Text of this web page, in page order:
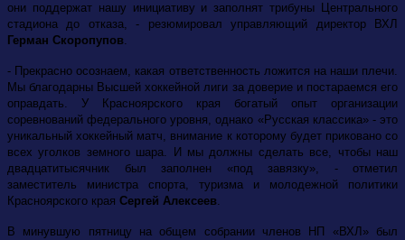
они поддержат нашу инициативу и заполнят трибуны Центрального
стадиона до отказа, - резюмировал управляющий директор ВХЛ
Герман Скоропупов.
- Прекрасно осознаем, какая ответственность ложится на наши плечи.
Мы благодарны Высшей хоккейной лиги за доверие и постараемся его
оправдать. У Красноярского края богатый опыт организации
соревнований федерального уровня, однако «Русская классика» - это
уникальный хоккейный матч, внимание к которому будет приковано со
всех уголков земного шара. И мы должны сделать все, чтобы наш
двадцатитысячник был заполнен «под завязку», - отметил
заместитель министра спорта, туризма и молодежной политики
Красноярского края Сергей Алексеев.
В минувшую пятницу на общем собрании членов НП «ВХЛ» был